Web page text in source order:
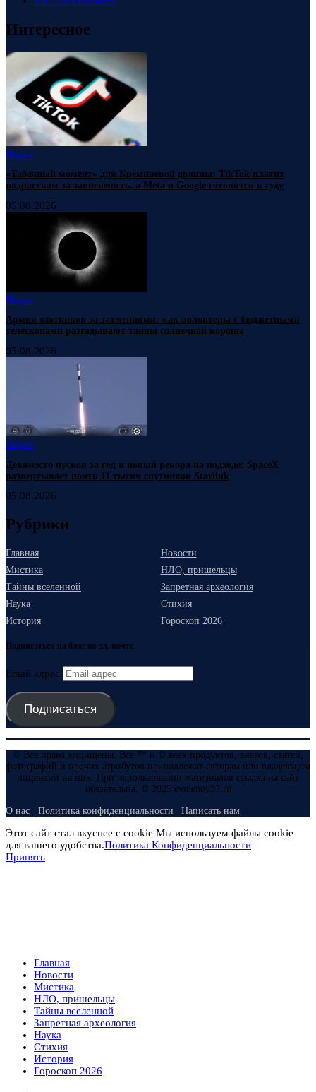
Интересное
Наука
«Табачный момент» для Кремниевой долины: TikTok платит
подросткам за зависимость, а Meta и Google готовятся к суду
05.08.2026
Наука
Армия охотников за затмениями: как волонтеры с бюджетными
телескопами разгадывают тайны солнечной короны
05.08.2026
Наука
Девяносто пусков за год и новый рекорд на подходе: SpaceX
развертывает почти 11 тысяч спутников Starlink
05.08.2026
Рубрики
Главная
Новости
Мистика
НЛО, пришельцы
Тайны вселенной
Запретная археология
Наука
Стихия
История
Гороскоп 2026
Подписаться на блог по эл. почте
Email адрес
Подписаться
© Все права защищены. Все ™ и © всех продуктов, знаков, статей,
фотографий и прочих атрибутов принадлежат авторам или владельцам
лицензий на них. При использовании материалов ссылка на сайт
обязательна. © 2025 evmenov37.ru
О нас Политика конфиденциальности Написать нам
Этот сайт стал вкуснее с cookie Мы используем файлы cookie
для вашего удобства.Политика Конфиденциальности
Принять
Главная
Новости
Мистика
НЛО, пришельцы
Тайны вселенной
Запретная археология
Наука
Стихия
История
Гороскоп 2026